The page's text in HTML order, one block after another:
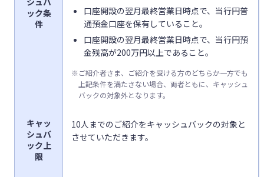
ック条
件
口座開設の翌月最終営業日時点で、当行円普
通預金口座を保有していること。
口座開設の翌月最終営業日時点で、当行円預
金残高が200万円以上であること。
※ご紹介者さま、ご紹介を受ける方のどちらか一方でも
上記条件を満たさない場合、両者ともに、キャッシュ
バックの対象外となります。
キャッ
シュバ
ック上
限
10人までのご紹介をキャッシュバックの対象と
させていただきます。